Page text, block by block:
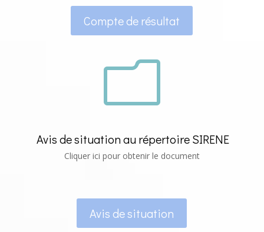
Compte de résultat
m
Avis de situation au répertoire SIRENE
Cliquer ici pour obtenir le document
Avis de situation